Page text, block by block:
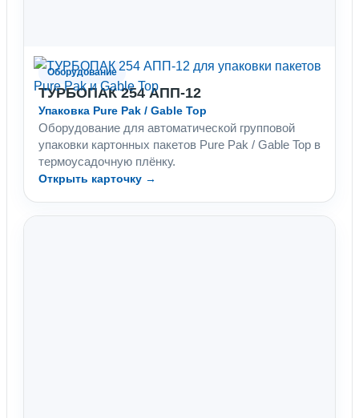
Оборудование
ТУРБОПАК 254 АПП-12
Упаковка Pure Pak / Gable Top
Оборудование для автоматической групповой
упаковки картонных пакетов Pure Pak / Gable Top в
термоусадочную плёнку.
Открыть карточку →